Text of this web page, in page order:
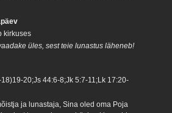
kirkuses
üles, sest teie lunastus läheneb!
20;Js 44:6-8;Jk 5:7-11;Lk 17:20-
ja lunastaja, Sina oled oma Poja